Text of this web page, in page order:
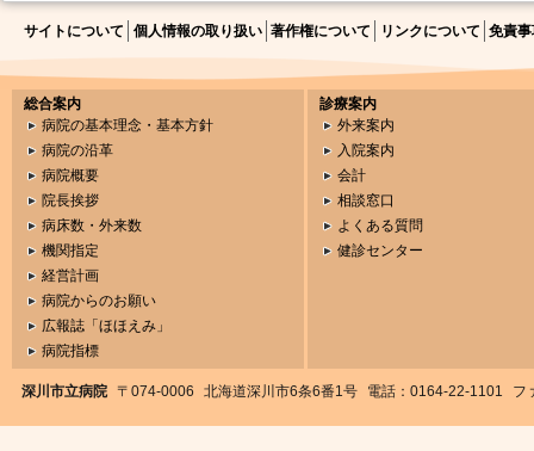
サイトについて 個人情報の取り扱い 著作権について リンクについて 免責
総合案内
病院の基本理念・基本方針
病院の沿革
病院概要
院長挨拶
病床数・外来数
機関指定
経営計画
病院からのお願い
広報誌「ほほえみ」
病院指標
診療案内
外来案内
入院案内
会計
相談窓口
よくある質問
健診センター
深川市立病院 〒074-0006 北海道深川市6条6番1号 電話：0164-22-1101 フ